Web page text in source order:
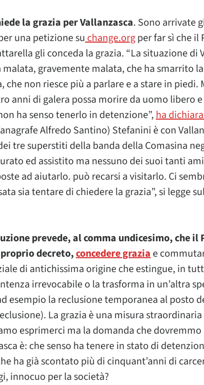
la grazia per Vallanzasca. Sono arrivate
una petizione suchange.orgper far sì che il
gli conceda la grazia. “La situazione di
gravemente malata, che ha smarrito
che non riesce più a parlare e a stare in piedi.
anni di galera possa morire da uomo libero
ha senso tenerlo in detenzione”,ha
Alfredo Santino) Stefanini è con
tre superstiti della banda della Comasina
ed assistito ma nessuno dei suoi tanti
ad aiutarlo. può recarsi a visitarlo. Ci
sia tentare di chiedere la grazia”, si legge
prevede, al comma undicesimo, che il
decreto,concedere graziae
di antichissima origine che estingue, in
irrevocabile o la trasforma in un’altra
esempio la reclusione temporanea al posto
La grazia è una misura
esprimerci ma la domanda che
è: che senso ha tenere in stato di
ha già scontato più di cinquant’anni di
innocuo per la società?